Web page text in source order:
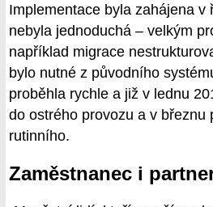
Implementace byla zahájena v
nebyla jednoduchá – velkým
například migrace
bylo nutné z původního
proběhla rychle a již v lednu
do ostrého provozu a v březnu
rutinního.
Zaměstnanec i